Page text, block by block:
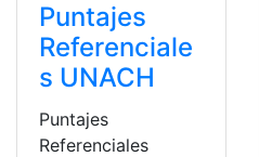
Puntajes
Referenciale
s UNACH
Puntajes
Referenciales